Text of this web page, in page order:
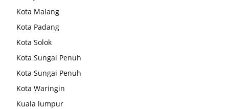
Kota Malang
Kota Padang
Kota Solok
Kota Sungai Penuh
Kota Sungai Penuh
Kota Waringin
Kuala lumpur